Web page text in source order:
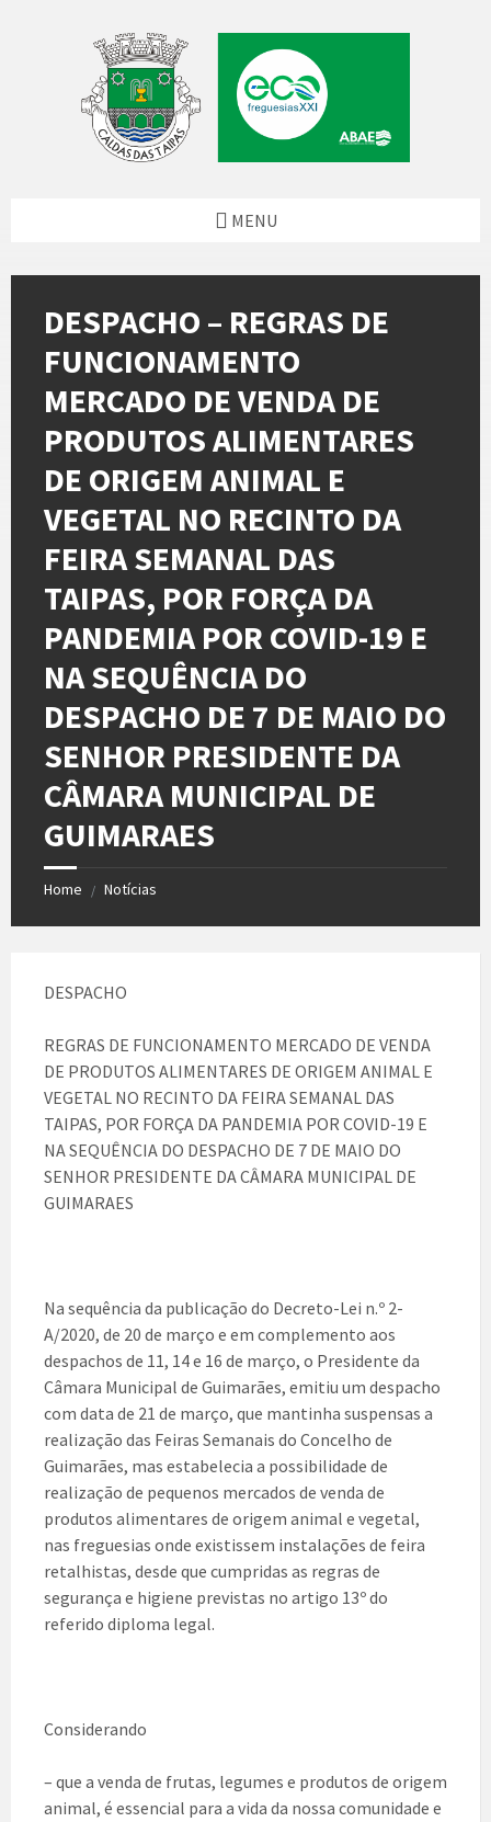
MENU
DESPACHO – REGRAS DE
FUNCIONAMENTO
MERCADO DE VENDA DE
PRODUTOS ALIMENTARES
DE ORIGEM ANIMAL E
VEGETAL NO RECINTO DA
FEIRA SEMANAL DAS
TAIPAS, POR FORÇA DA
PANDEMIA POR COVID-19 E
NA SEQUÊNCIA DO
DESPACHO DE 7 DE MAIO DO
SENHOR PRESIDENTE DA
CÂMARA MUNICIPAL DE
GUIMARAES
Home / Notícias
DESPACHO
REGRAS DE FUNCIONAMENTO MERCADO DE VENDA
DE PRODUTOS ALIMENTARES DE ORIGEM ANIMAL E
VEGETAL NO RECINTO DA FEIRA SEMANAL DAS
TAIPAS, POR FORÇA DA PANDEMIA POR COVID-19 E
NA SEQUÊNCIA DO DESPACHO DE 7 DE MAIO DO
SENHOR PRESIDENTE DA CÂMARA MUNICIPAL DE
GUIMARAES
Na sequência da publicação do Decreto-Lei n.º 2-
A/2020, de 20 de março e em complemento aos
despachos de 11, 14 e 16 de março, o Presidente da
Câmara Municipal de Guimarães, emitiu um despacho
com data de 21 de março, que mantinha suspensas a
realização das Feiras Semanais do Concelho de
Guimarães, mas estabelecia a possibilidade de
realização de pequenos mercados de venda de
produtos alimentares de origem animal e vegetal,
nas freguesias onde existissem instalações de feira
retalhistas, desde que cumpridas as regras de
segurança e higiene previstas no artigo 13º do
referido diploma legal.
Considerando
– que a venda de frutas, legumes e produtos de origem
animal, é essencial para a vida da nossa comunidade e